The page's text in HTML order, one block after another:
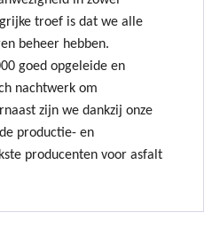
troef is dat we alle
beheer hebben.
goed opgeleide en
nachtwerk om
zijn we dankzij onze
productie- en
producenten voor asfalt